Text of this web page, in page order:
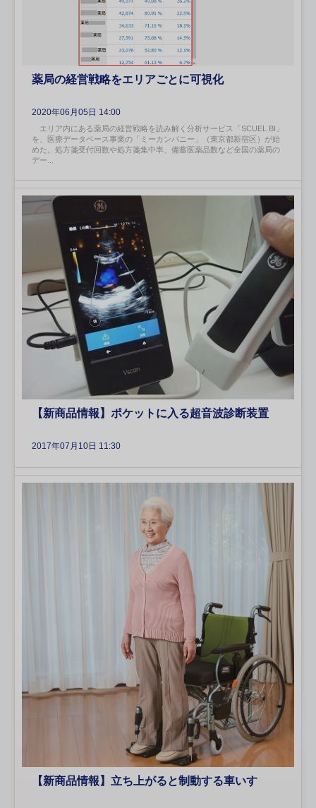
薬局の経営戦略をエリアごとに可視化
2020年06月05日 14:00
エリア内にある薬局の経営戦略を読み解く分析サービス「SCUEL BI」
を、医療データベース事業の「ミーカンパニー」（東京都新宿区）が始
めた。処方箋受付回数や処方箋集中率、備蓄医薬品数など全国の薬局の
デー...
【新商品情報】ポケットに入る超音波診断装置
2017年07月10日 11:30
【新商品情報】立ち上がると制動する車いす